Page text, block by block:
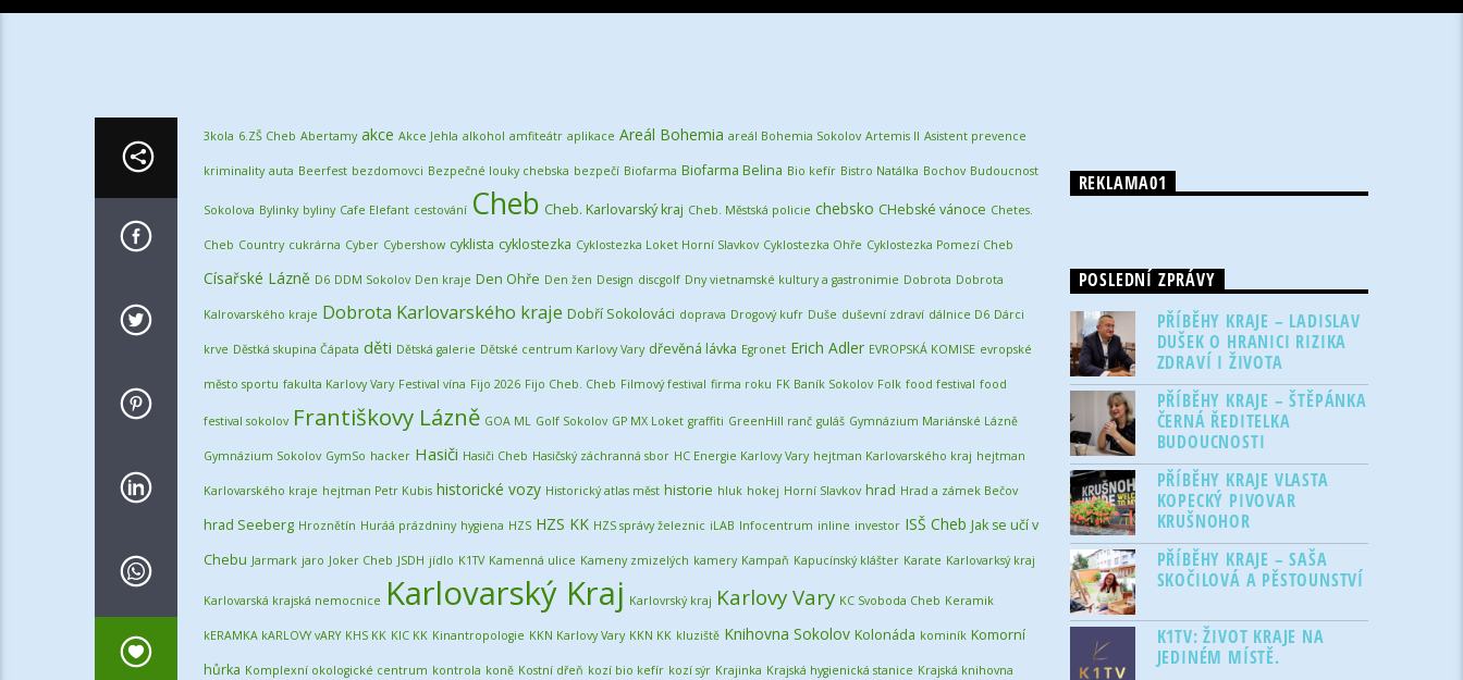
3kola 6.ZŠ Cheb Abertamy akce Akce Jehla alkohol amfiteátr aplikace Areál Bohemia areál Bohemia Sokolov Artemis II Asistent prevence
kriminality auta Beerfest bezdomovci Bezpečné louky chebska bezpečí Biofarma Biofarma Belina Bio kefír Bistro Natálka Bochov Budoucnost
Sokolova Bylinky byliny Cafe Elefant cestování Cheb Cheb. Karlovarský kraj Cheb. Městská policie chebsko CHebské vánoce Chetes.
Cheb Country cukrárna Cyber Cybershow cyklista cyklostezka Cyklostezka Loket Horní Slavkov Cyklostezka Ohře Cyklostezka Pomezí Cheb
Císařské Lázně D6 DDM Sokolov Den kraje Den Ohře Den žen Design discgolf Dny vietnamské kultury a gastronimie Dobrota Dobrota
Kalrovarského kraje Dobrota Karlovarského kraje Dobří Sokolováci doprava Drogový kufr Duše duševní zdraví dálnice D6 Dárci
krve Děstká skupina Čápata děti Dětská galerie Dětské centrum Karlovy Vary dřevěná lávka Egronet Erich Adler EVROPSKÁ KOMISE evropské
město sportu fakulta Karlovy Vary Festival vína Fijo 2026 Fijo Cheb. Cheb Filmový festival firma roku FK Baník Sokolov Folk food festival food
festival sokolov Františkovy Lázně GOA ML Golf Sokolov GP MX Loket graffiti GreenHill ranč guláš Gymnázium Mariánské Lázně
Gymnázium Sokolov GymSo hacker Hasiči Hasiči Cheb Hasičský záchranná sbor HC Energie Karlovy Vary hejtman Karlovarského kraj hejtman
Karlovarského kraje hejtman Petr Kubis historické vozy Historický atlas měst historie hluk hokej Horní Slavkov hrad Hrad a zámek Bečov
hrad Seeberg Hroznětín Huráá prázdniny hygiena HZS HZS KK HZS správy železnic iLAB Infocentrum inline investor ISŠ Cheb Jak se učí v
Chebu Jarmark jaro Joker Cheb JSDH jídlo K1TV Kamenná ulice Kameny zmizelých kamery Kampaň Kapucínský klášter Karate Karlovarksý kraj
Karlovarská krajská nemocnice Karlovarský Kraj Karlovrský kraj Karlovy Vary KC Svoboda Cheb Keramik
kERAMKA kARLOVY vARY KHS KK KIC KK Kinantropologie KKN Karlovy Vary KKN KK kluziště Knihovna Sokolov Kolonáda kominík Komorní
hůrka Komplexní okologické centrum kontrola koně Kostní dřeň kozí bio kefír kozí sýr Krajinka Krajská hygienická stanice Krajská knihovna
REKLAMA01
POSLEDNÍ ZPRÁVY
PŘÍBĚHY KRAJE – LADISLAV
DUŠEK O HRANICI RIZIKA
ZDRAVÍ I ŽIVOTA
PŘÍBĚHY KRAJE – ŠTĚPÁNKA
ČERNÁ ŘEDITELKA
BUDOUCNOSTI
PŘÍBĚHY KRAJE VLASTA
KOPECKÝ PIVOVAR
KRUŠNOHOR
PŘÍBĚHY KRAJE – SAŠA
SKOČILOVÁ A PĚSTOUNSTVÍ
K1TV: ŽIVOT KRAJE NA
JEDINÉM MÍSTĚ.